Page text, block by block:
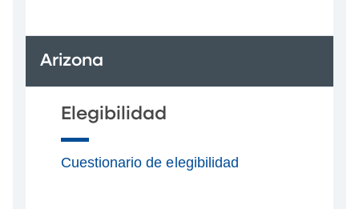
Arizona
Elegibilidad
Cuestionario de elegibilidad